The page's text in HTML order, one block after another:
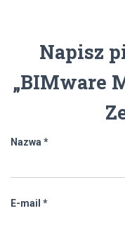
Napisz
„BIMware
Nazwa *
E-mail *